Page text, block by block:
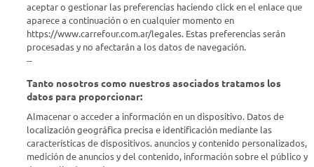
¿Tenés una consulta? Comunicate con nosotros acá
Descubrí Carrefour
Conocenos
Info útil
Comprá Online
aceptar o gestionar las preferencias haciendo click en el enlace que
aparece a continuación o en cualquier momento en
https://www.carrefour.com.ar/legales. Estas preferencias serán
procesadas y no afectarán a los datos de navegación.
--
Tanto nosotros como nuestros asociados tratamos los
datos para proporcionar:
Almacenar o acceder a información en un dispositivo. Datos de
localización geográfica precisa e identificación mediante las
características de dispositivos. anuncios y contenido personalizados,
medición de anuncios y del contenido, información sobre el público y